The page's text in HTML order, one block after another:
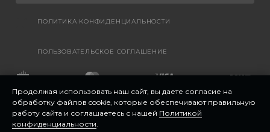
ПОЛИТИКА КОНФИДЕНЦИАЛЬНОСТИ
ПОЛЬЗОВАТЕЛЬСКОЕ СОГЛАШЕНИЕ
Продолжая использовать наш сайт, вы даете согласие на
обработку файлов cookie, которые обеспечивают правильную
работу сайта и соглашаетесь с нашей Политикой
конфиденциальности.